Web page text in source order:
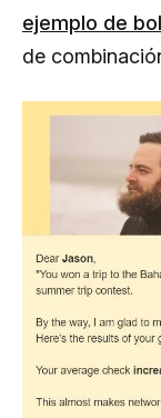
ejemplo de
de